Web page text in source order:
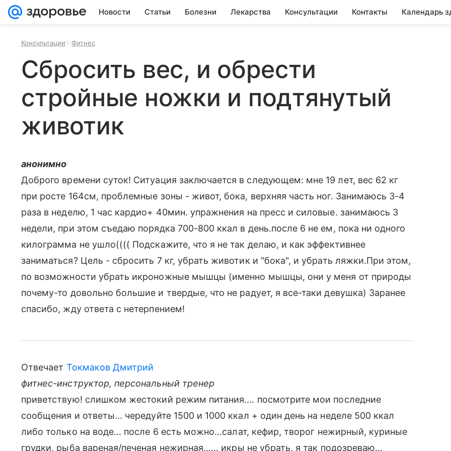
Новости Статьи Болезни Лекарства Консультации Контакты Календарь
Консультации Фитнес
Сбросить вес, и обрести
стройные ножки и подтянутый
животик
анонимно
Доброго времени суток! Ситуация заключается в следующем: мне 19 лет, вес 62 кг
при росте 164см, проблемные зоны - живот, бока, верхняя часть ног. Занимаюсь 3-4
раза в неделю, 1 час кардио+ 40мин. упражнения на пресс и силовые. занимаюсь 3
недели, при этом съедаю порядка 700-800 ккал в день.после 6 не ем, пока ни одного
килограмма не ушло(((( Подскажите, что я не так делаю, и как эффективнее
заниматься? Цель - сбросить 7 кг, убрать животик и "бока", и убрать ляжки.При этом,
по возможности убрать икроножные мышцы (именно мышцы, они у меня от природы
почему-то довольно большие и твердые, что не радует, я все-таки девушка) Заранее
спасибо, жду ответа с нетерпением!
Отвечает Токмаков Дмитрий
фитнес-инструктор, персональный тренер
приветствую! слишком жестокий режим питания.... посмотрите мои последние
сообщения и ответы... чередуйте 1500 и 1000 ккал + один день на неделе 500 ккал
либо только на воде... после 6 есть можно...салат, кефир, творог нежирный, куриные
грудки, рыба вареная/печеная нежирная...... икры не убрать, я так подозреваю...